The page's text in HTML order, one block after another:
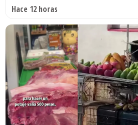
Hace 12 horas